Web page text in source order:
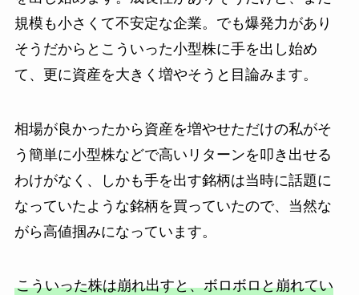
規模も小さくて不安定な企業。でも爆発力があり
そうだからとこういった小型株に手を出し始め
て、更に資産を大きく増やそうと目論みます。
相場が良かったから資産を増やせただけの私がそ
う簡単に小型株などで高いリターンを叩き出せる
わけがなく、しかも手を出す銘柄は当時に話題に
なっていたような銘柄を買っていたので、当然な
がら高値掴みになっています。
こういった株は崩れ出すと、ボロボロと崩れてい